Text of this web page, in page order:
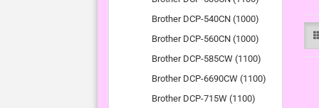
Brother DCP-540CN (1000)
Brother DCP-560CN (1000)
Brother DCP-585CW (1100)
Brother DCP-6690CW (1100)
Brother DCP-715W (1100)